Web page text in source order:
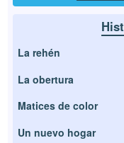
La rehén
La obertura
Matices de color
Un nuevo hogar